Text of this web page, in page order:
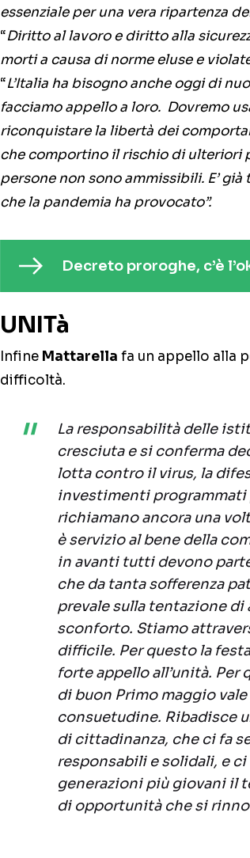
essenziale per una vera ripartenza
“Diritto al lavoro e diritto alla
morti a causa di norme eluse e
“L’Italia ha bisogno anche oggi di
facciamo appello a loro. Dovremo
riconquistare la libertà dei
che comportino il rischio di ulteriori
persone non sono ammissibili. E’
che la pandemia ha provocato”.
Decreto proroghe, c’è
UNITà
Infine Mattarella fa un appello alla
difficoltà.
La responsabilità delle
cresciuta e si conferma
lotta contro il virus, la
investimenti programmati
richiamano ancora una
è servizio al bene della
in avanti tutti devono
che da tanta sofferenza
prevale sulla tentazione di
sconforto. Stiamo
difficile. Per questo la
forte appello all’unità. Per
di buon Primo maggio
consuetudine. Ribadisce
di cittadinanza, che ci fa
responsabili e solidali, e
generazioni più giovani il
di opportunità che si